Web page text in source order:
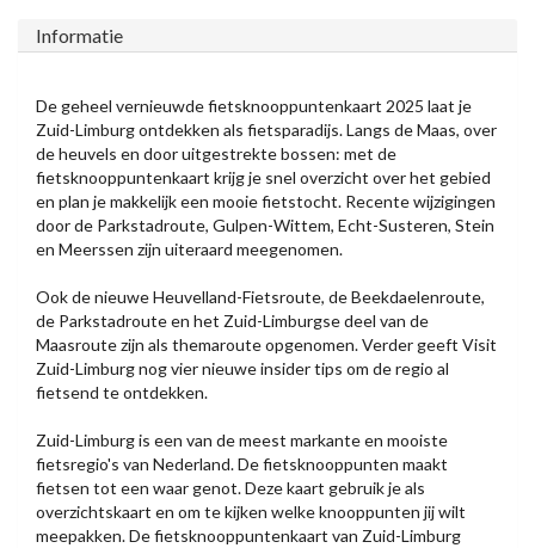
Informatie
De geheel vernieuwde fietsknooppuntenkaart 2025 laat je
Zuid-Limburg ontdekken als fietsparadijs. Langs de Maas, over
de heuvels en door uitgestrekte bossen: met de
fietsknooppuntenkaart krijg je snel overzicht over het gebied
en plan je makkelijk een mooie fietstocht. Recente wijzigingen
door de Parkstadroute, Gulpen-Wittem, Echt-Susteren, Stein
en Meerssen zijn uiteraard meegenomen.
Ook de nieuwe Heuvelland-Fietsroute, de Beekdaelenroute,
de Parkstadroute en het Zuid-Limburgse deel van de
Maasroute zijn als themaroute opgenomen. Verder geeft Visit
Zuid-Limburg nog vier nieuwe insider tips om de regio al
fietsend te ontdekken.
Zuid-Limburg is een van de meest markante en mooiste
fietsregio's van Nederland. De fietsknooppunten maakt
fietsen tot een waar genot. Deze kaart gebruik je als
overzichtskaart en om te kijken welke knooppunten jij wilt
meepakken. De fietsknooppuntenkaart van Zuid-Limburg